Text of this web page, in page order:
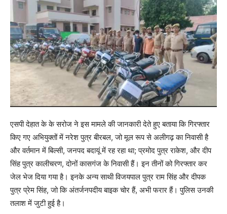
एसपी देहात के के सरोज ने इस मामले की जानकारी देते हुए बताया कि गिरफ्तार
किए गए अभियुक्तों में नरेश पुत्र बीरबल, जो मूल रूप से अलीगढ़ का निवासी है
और वर्तमान में बिल्सी, जनपद बदायूं में रह रहा था; प्रमोद पुत्र राकेश, और दीप
सिंह पुत्र कालीचरण, दोनों कासगंज के निवासी हैं। इन तीनों को गिरफ्तार कर
जेल भेज दिया गया है। इनके अन्य साथी विजयपाल पुत्र राम सिंह और दीपक
पुत्र प्रेम सिंह, जो कि अंतर्जनपदीय बाइक चोर हैं, अभी फरार हैं। पुलिस उनकी
तलाश में जुटी हुई है।